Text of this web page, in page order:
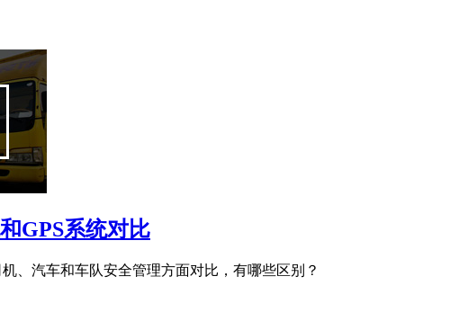
GPS系统对比
、汽车和车队安全管理方面对比，有哪些区别？